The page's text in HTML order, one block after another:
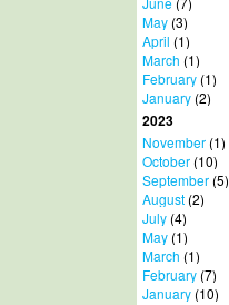
May(3)
April (1)
March (1)
February(1)
January(2)
2023
November(1)
October(10)
September(5)
August(2)
July(4)
May(1)
March (1)
February(7)
January(10)